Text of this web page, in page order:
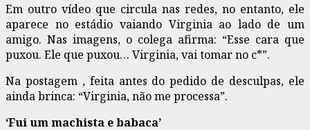
Em outro vídeo que circula nas redes, no entanto, ele
aparece no estádio vaiando Virginia ao lado de um
amigo. Nas imagens, o colega afirma: “Esse cara que
puxou. Ele que puxou… Virginia, vai tomar no c*”.
Na postagem , feita antes do pedido de desculpas, ele
ainda brinca: “Virginia, não me processa”.
‘Fui um machista e babaca’